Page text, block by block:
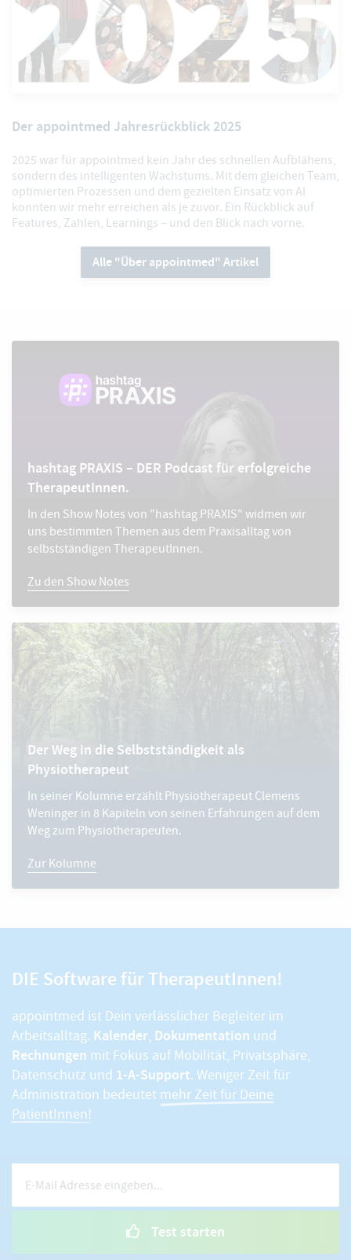
Der appointmed Jahresrückblick 2025
2025 war für appointmed kein Jahr des schnellen Aufblähens,
sondern des intelligenten Wachstums. Mit dem gleichen Team,
optimierten Prozessen und dem gezielten Einsatz von AI
konnten wir mehr erreichen als je zuvor. Ein Rückblick auf
Features, Zahlen, Learnings – und den Blick nach vorne.
Alle "Über appointmed" Artikel
hashtag PRAXIS – DER Podcast für erfolgreiche
TherapeutInnen.
In den Show Notes von "hashtag PRAXIS" widmen wir
uns bestimmten Themen aus dem Praxisalltag von
selbstständigen TherapeutInnen.
Zu den Show Notes
Der Weg in die Selbstständigkeit als
Physiotherapeut
In seiner Kolumne erzählt Physiotherapeut Clemens
Weninger in 8 Kapiteln von seinen Erfahrungen auf dem
Weg zum Physiotherapeuten.
Zur Kolumne
DIE Software für TherapeutInnen!
appointmed ist Dein verlässlicher Begleiter im
Arbeitsalltag. Kalender, Dokumentation und
Rechnungen mit Fokus auf Mobilität, Privatsphäre,
Datenschutz und 1-A-Support. Weniger Zeit für
Administration bedeutet mehr Zeit für Deine
PatientInnen!
Test starten